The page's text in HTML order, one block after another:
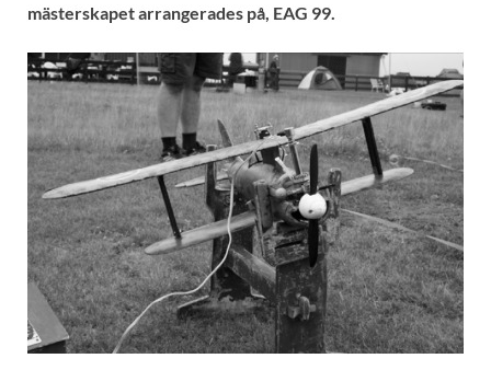
mästerskapet arrangerades på, EAG 99.